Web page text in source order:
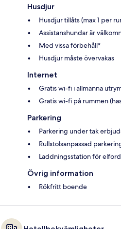
Husdjur
Husdjur tillåts (max 1 per
Assistanshundar är
Med vissa förbehåll*
Husdjur måste övervakas
Internet
Gratis wi-fi i allmänna
Gratis wi-fi på rummen
Parkering
Parkering under tak
Rullstolsanpassad
Laddningsstation för
Övrig information
Rökfritt boende